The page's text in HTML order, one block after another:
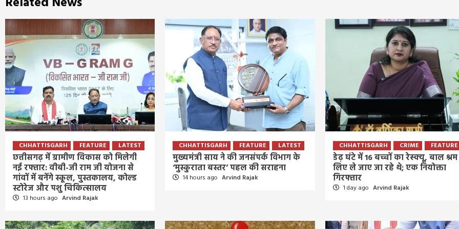
CHHATTISGARH FEATURE LATEST
छत्तीसगढ़ में ग्रामीण विकास को मिलेगी
नई रफ्तार: वीबी-जी राम जी योजना से
गांवों में बनेंगे स्कूल, पुस्तकालय, कोल्ड
स्टोरेज और पशु चिकित्सालय
13 hours ago Arvind Rajak
CHHATTISGARH FEATURE LATEST
मुख्यमंत्री साय ने की जनसंपर्क विभाग के
‘मुस्कुराता बस्तर’ पहल की सराहना
14 hours ago Arvind Rajak
CHHATTISGARH CRIME FEATURE
डेढ़ घंटे में 16 बच्चों का रेस्क्यू, बाल
लिए ले जाए जा रहे थे; एक नियोक्ता
गिरफ्तार
1 day ago Arvind Rajak